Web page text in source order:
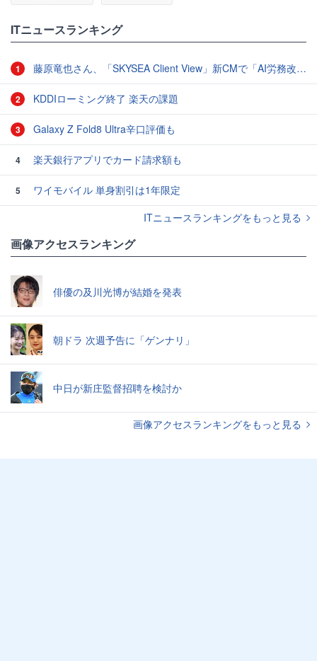
ITニュースランキング
1 藤原竜也さん、「SKYSEA Client View」新CMで「AI労務改善」をアピール 働き方をAIが分析したら「すぐに休んで」と言われる？
2 KDDIローミング終了 楽天の課題
3 Galaxy Z Fold8 Ultra辛口評価も
4 楽天銀行アプリでカード請求額も
5
ワイモバイル 単身割引は1年限定
ITニュースランキングをもっと見る
画像アクセスランキング
俳優の及川光博が結婚を発表
朝ドラ 次週予告に「ゲンナリ」
中日が新庄監督招聘を検討か
画像アクセスランキングをもっと見る